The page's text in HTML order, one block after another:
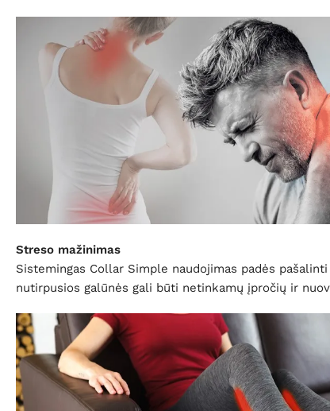
Streso mažinimas
Sistemingas Collar Simple naudojimas padės
nutirpusios galūnės gali būti netinkamų įpročių ir